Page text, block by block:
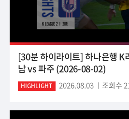
[30분 하이라이트] 하나은행 K
남 vs 파주 (2026-08-02)
HIGHLIGHT 2026.08.03 조회수